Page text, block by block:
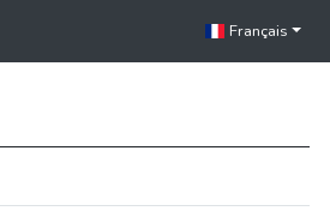
Français